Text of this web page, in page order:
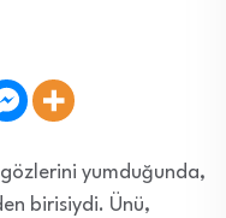
yumduğunda,
birisiydi. Ünü,